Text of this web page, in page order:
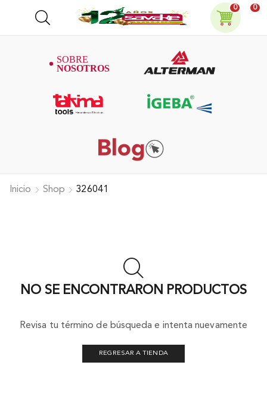
0 0
Inicio Shop 326041
NO SE ENCONTRARON PRODUCTOS
Revisa tu término de búsqueda e intenta nuevamente
REGRESAR A TIENDA